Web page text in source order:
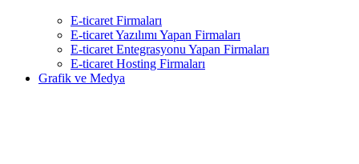
E-ticaret Firmaları
E-ticaret Yazılımı Yapan Firmaları
E-ticaret Entegrasyonu Yapan Firmaları
E-ticaret Hosting Firmaları
Grafik ve Medya